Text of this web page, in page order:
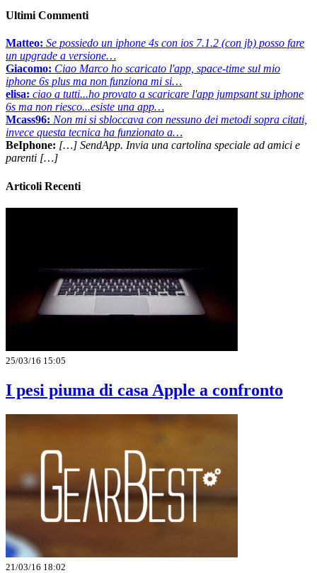
Ultimi Commenti
Matteo: Se possiedo un iphone 4s con ios 7.1.2 (con jb) posso fare
un upgrade a versione…
Giacomo: Ciao Marco ho scaricato l'app, space-time sul mio
iphone 6s plus ma non funziona mi si…
elisa: ciao a tutti...ho provato a scaricare l'app jumpsant su iphone
6s ma non riesco...esiste una app…
Mcass96: Non mi si sbloccava con nessuno dei metodi sopra citati,
invece questa tecnica ha funzionato a…
BeIphone: […] SendApp. Invia una cartolina speciale ad amici e
parenti […]
Articoli Recenti
25/03/16 15:05
I pesi piuma di casa Apple a confronto
21/03/16 18:02